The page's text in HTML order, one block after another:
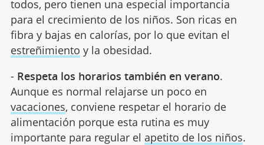
todos, pero tienen una especial importancia
para el crecimiento de los niños. Son ricas en
fibra y bajas en calorías, por lo que evitan el
estreñimiento y la obesidad.
- Respeta los horarios también en verano.
Aunque es normal relajarse un poco en
vacaciones, conviene respetar el horario de
alimentación porque esta rutina es muy
importante para regular el apetito de los niños.